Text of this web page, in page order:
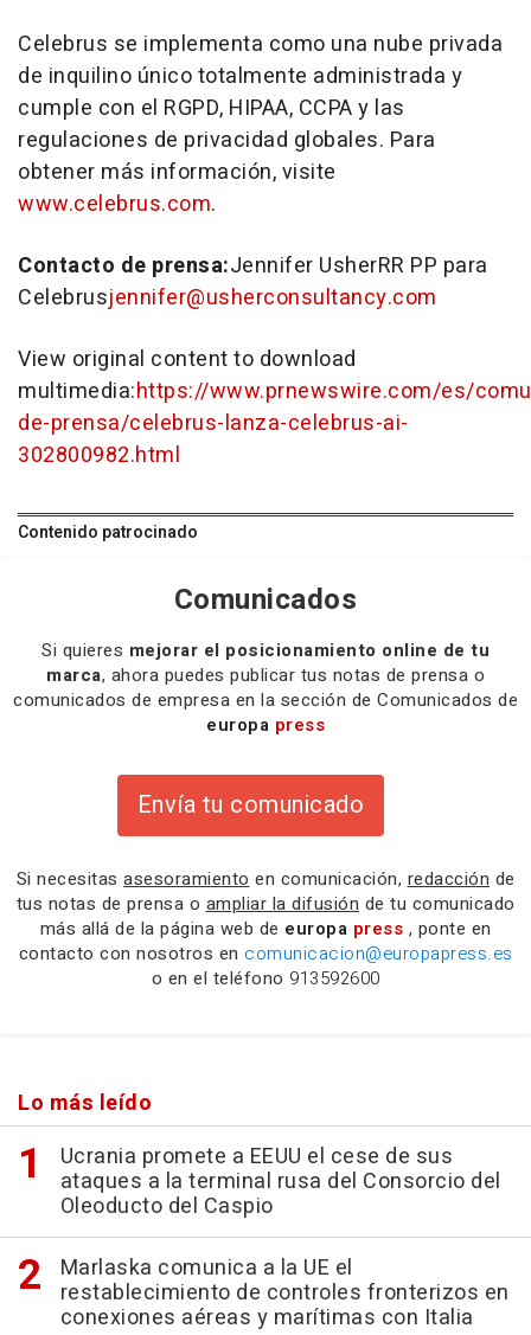
Celebrus se implementa como una nube privada
de inquilino único totalmente administrada y
cumple con el RGPD, HIPAA, CCPA y las
regulaciones de privacidad globales. Para
obtener más información, visite
www.celebrus.com.
Contacto de prensa:Jennifer UsherRR PP para
Celebrusjennifer@usherconsultancy.com
View original content to download
multimedia:https://www.prnewswire.com/es/
de-prensa/celebrus-lanza-celebrus-ai-
302800982.html
Contenido patrocinado
Comunicados
Si quieres mejorar el posicionamiento online de tu
marca, ahora puedes publicar tus notas de prensa o
comunicados de empresa en la sección de Comunicados de
europa press
Envía tu comunicado
Si necesitas asesoramiento en comunicación, redacción de
tus notas de prensa o ampliar la difusión de tu comunicado
más allá de la página web de europa press , ponte en
contacto con nosotros en comunicacion@europapress.es
o en el teléfono 913592600
Lo más leído
Ucrania promete a EEUU el cese de sus
ataques a la terminal rusa del Consorcio del
Oleoducto del Caspio
Marlaska comunica a la UE el
restablecimiento de controles fronterizos en
conexiones aéreas y marítimas con Italia